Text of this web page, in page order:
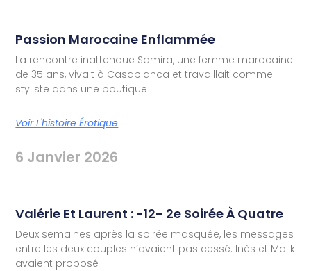
Passion Marocaine Enflammée
La rencontre inattendue Samira, une femme marocaine
de 35 ans, vivait à Casablanca et travaillait comme
styliste dans une boutique
Voir L'histoire Érotique
6 Janvier 2026
Valérie Et Laurent : -12- 2e Soirée À Quatre
Deux semaines après la soirée masquée, les messages
entre les deux couples n’avaient pas cessé. Inès et Malik
avaient proposé